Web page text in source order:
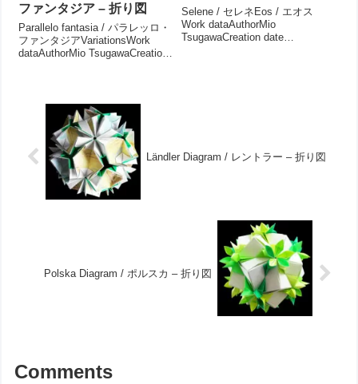
ファンタジア – 折り図
Parallelo fantasia / パラレッロ・
ファンタジアVariationsWork
dataAuthorMio TsugawaCreation
Selene / セレネEos / エオス
Work dataAuthorMio
TsugawaCreation date
Ländler Diagram / レントラー – 折り図
Polska Diagram / ポルスカ – 折り図
Comments